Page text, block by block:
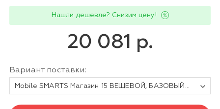
Нашли дешевле? Снизим цену!
20 081 р.
Вариант поставки:
Mobile SMARTS Магазин 15 ВЕЩЕВОЙ, БАЗОВЫЙ для любой поддерживаемой конфигурации 1С